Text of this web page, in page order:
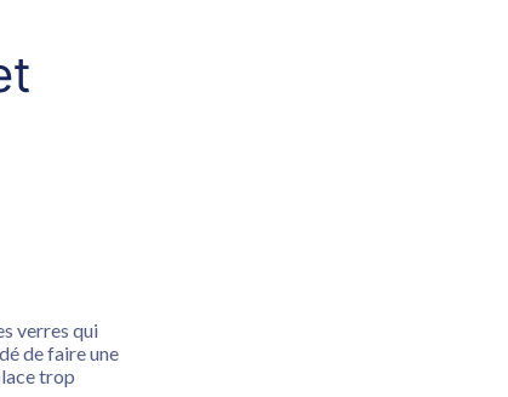
verres qui
de faire une
trop